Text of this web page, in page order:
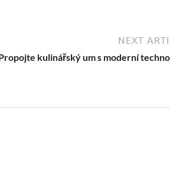
NEXT
kulinářský um s moderní